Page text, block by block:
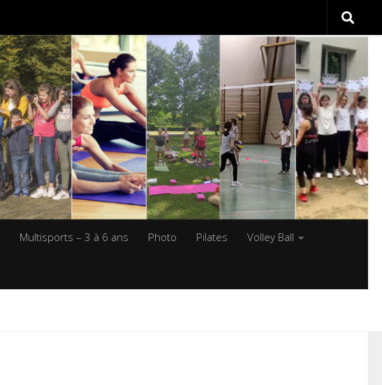
Multisports – 3 à 6 ans Photo Pilates Volley Ball